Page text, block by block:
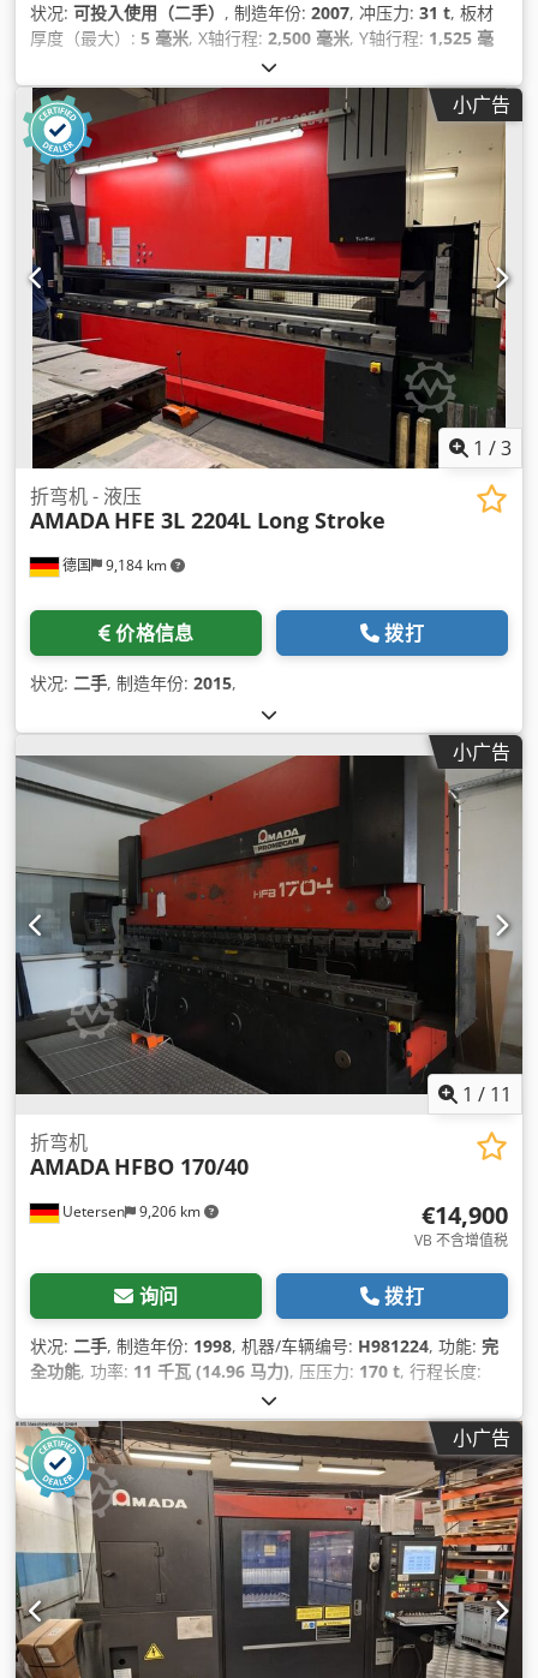
状况: 可投入使用（二手） , 制造年份: 2007, 冲压力: 31 t, 板材
厚度（最大）: 5 毫米, X轴行程: 2,500 毫米, Y轴行程: 1,525 毫
, 工作台承载能力:
小广告
1 /3
德国 9,184 km
折弯机 - 液压
AMADA HFE 3L 2204L Long Stroke
价格信息 拨打
状况: 二手, 制造年份: 2015,
小广告
1 / 11
Uetersen 9,206 km
折弯机
AMADA HFBO 170/40
€14,900
VB 不含增值税
询问 拨打
状况: 二手, 制造年份: 1998, 机器/车辆编号: H981224, 功能: 完
全功能, 功率: 11 千瓦 (14.96 马力), 压压力: 170 t, 行程长度:
, 倒车速度:
度:180 毫米, 桌面长度:4,230 毫米, 桌高:960 毫米, 喉深:410
毫米, 柱间间隙:3,760 毫米, 油箱容量:150 l , 总长度:4,500 毫
米, 总宽度: 2,200 毫米, 总高度:2,900 毫米, 总重量: 13 千克, 设
备:CE标志, 安全光栅, 文档 / 手册,
小广告